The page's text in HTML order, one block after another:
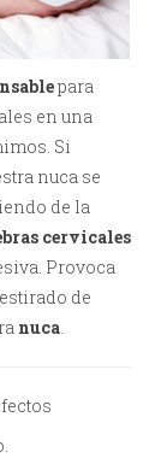
para
en una
Si
nuca se
de la
cervicales
Provoca
de
nuca.